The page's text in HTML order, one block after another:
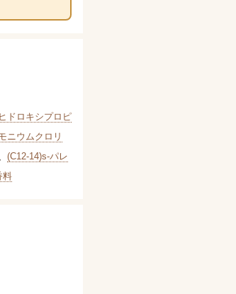
ドロキシプロピ
ニウムクロリ
(C12-14)s-パレ
料